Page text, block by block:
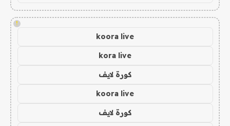
!
koora live
kora live
كورة لايف
koora live
كورة لايف